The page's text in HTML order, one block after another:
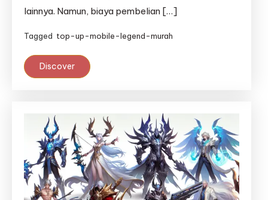
lainnya. Namun, biaya pembelian […]
Tagged top-up-mobile-legend-murah
Discover